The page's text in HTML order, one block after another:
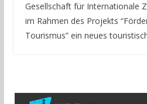
Gesellschaft für Internationale
im Rahmen des Projekts
Tourismus” ein neues